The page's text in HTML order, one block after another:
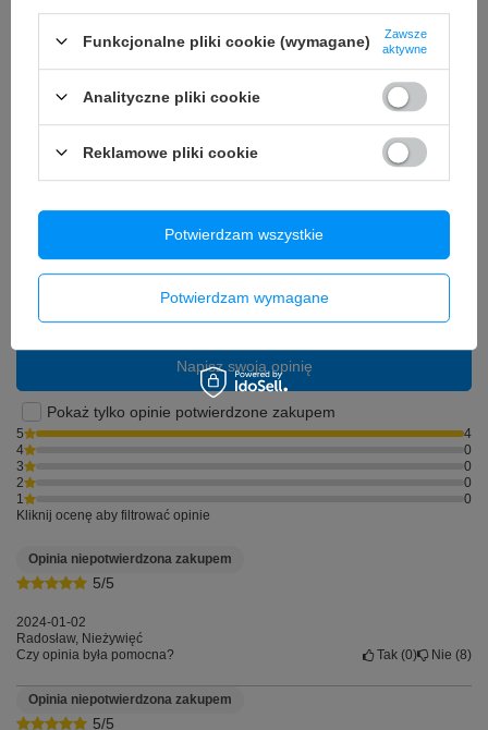
Potrzebujesz pomocy? Masz pytania?
najciekawsze pytania i odpowiedzi publikując
dla innych.
Zadaj pytanie
Opinie o Bateria do Apple iPhone 12 Pro
Max 3687mAh bez BMS
5.00
Napisz swoją opinię
Pokaż tylko opinie potwierdzone zakupem
5
4
4
0
3
0
2
0
1
0
Kliknij ocenę aby filtrować opinie
5/5
Opinia niepotwierdzona zakupem
2024-01-02
Radosław, Nieżywięć
Czy opinia była pomocna?
Tak 0 Nie 8
5/5
Opinia niepotwierdzona zakupem
Funkcjonalne pliki cookie (wymagane)
Zawsze
aktywne
Analityczne pliki cookie
Reklamowe pliki cookie
Potwierdzam wymagane
Potwierdzam wszystkie